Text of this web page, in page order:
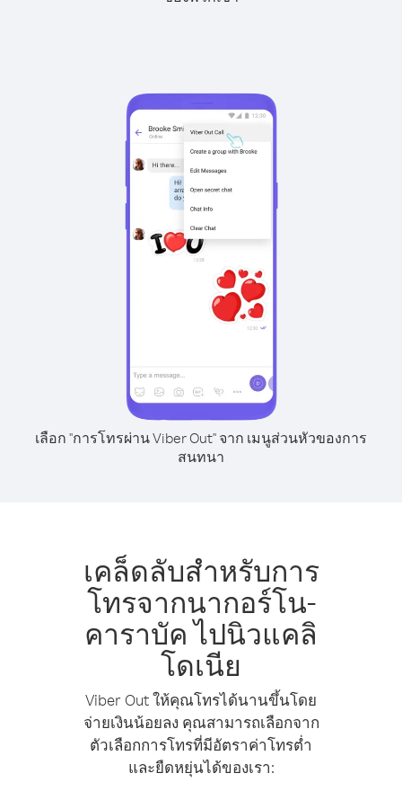
เลือก "การโทรผ่าน Viber Out" จาก เมนูส่วนหัวของการ
สนทนา
เคล็ดลับสำหรับการ
โทรจากนากอร์โน-
คาราบัค ไปนิวแคลิ
โดเนีย
Viber Out ให้คุณโทรได้นานขึ้นโดย
จ่ายเงินน้อยลง คุณสามารถเลือกจาก
ตัวเลือกการโทรที่มีอัตราค่าโทรต่ำ
และยืดหยุ่นได้ของเรา: